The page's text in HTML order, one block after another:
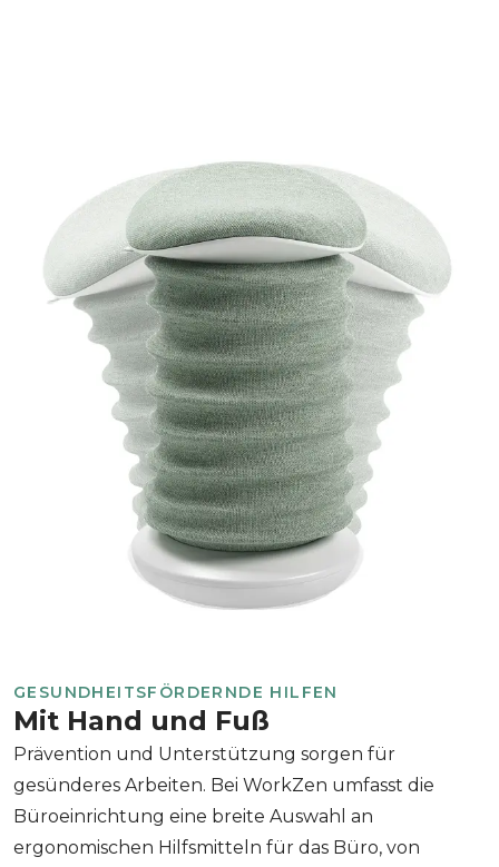
GESUNDHEITSFÖRDERNDE HILFEN
Mit Hand und Fuß
Prävention und Unterstützung sorgen für
gesünderes Arbeiten. Bei WorkZen umfasst die
Büroeinrichtung eine breite Auswahl an
ergonomischen Hilfsmitteln für das Büro, von